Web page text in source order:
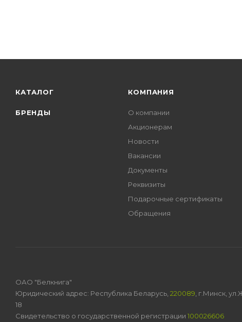
КАТАЛОГ
БРЕНДЫ
КОМПАНИЯ
О компании
Акционерам
Новости
Вакансии
Документы
Реквизиты
Подарочные сертификаты
Обращения
ОАО "Белкнига"
Юридический адрес: Республика Беларусь, 220089 , г.Минск,
18
Свидетельство о государственной регистрации 100026606